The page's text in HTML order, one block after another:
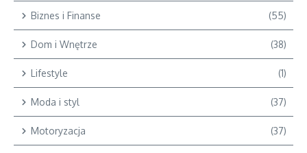
Biznes i Finanse (55)
Dom i Wnętrze (38)
Lifestyle (1)
Moda i styl (37)
Motoryzacja (37)